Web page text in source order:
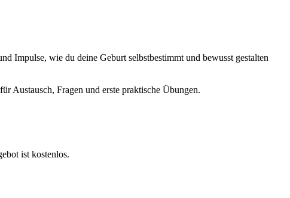
Impulse, wie du deine Geburt selbstbestimmt und bewusst gestalten
Austausch, Fragen und erste praktische Übungen.
ist kostenlos.